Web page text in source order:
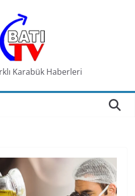
Karabük Haberleri